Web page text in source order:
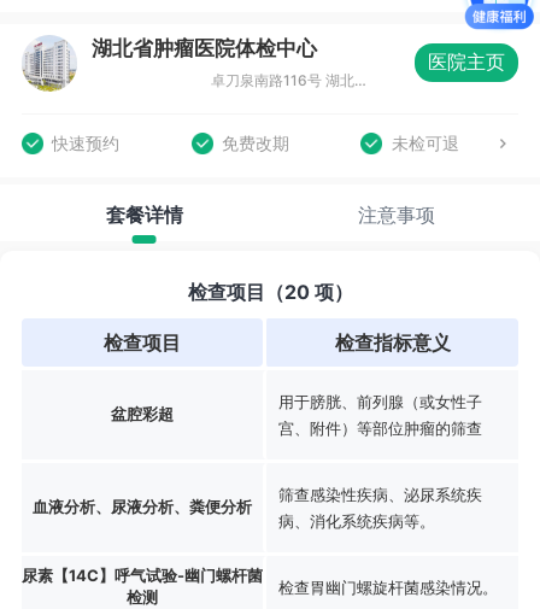
湖北省肿瘤医院体检中心
卓刀泉南路116号 湖北省肿瘤医院门诊楼4楼 防癌体检中心
医院主页
快速预约 免费改期 未检可退
套餐详情 注意事项
检查项目（20 项）
检查项目 检查指标意义
盆腔彩超
用于膀胱、前列腺（或女性子
宫、附件）等部位肿瘤的筛查
血液分析、尿液分析、粪便分析
筛查感染性疾病、泌尿系统疾
病、消化系统疾病等。
尿素【14C】呼气试验-幽门螺杆菌
检测
检查胃幽门螺旋杆菌感染情况。